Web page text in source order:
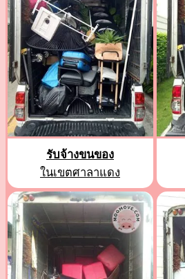
รับจ้างขนของ
ในเขตศาลาแดง